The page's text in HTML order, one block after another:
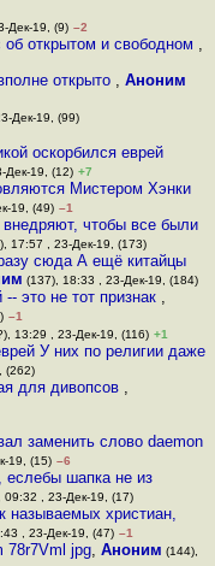
Дек-19, (9) –2
открытом и свободном ,
открыто , Аноним
Дек-19, (99)
оскорбился eвpeй
Дек-19, (12) +7
Мистером Хэнки
19, (49) –1
чтобы все были
17:57 , 23-Дек-19, (173)
сюда А ещё китайцы
(137), 18:33 , 23-Дек-19, (184)
это не тот признак ,
–1
13:29 , 23-Дек-19, (116) +1
У них по религии даже
(262)
для дивопсов ,
заменить слово daemon
19, (15) –6
шапка не из
09:32 , 23-Дек-19, (17)
называемых христиан,
, 23-Дек-19, (47) –1
78r7Vml jpg, Аноним (144),